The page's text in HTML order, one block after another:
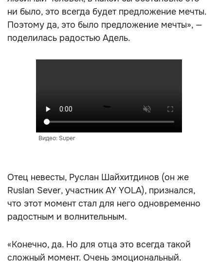
ни было, это всегда будет предложение мечты.
Поэтому да, это было предложение мечты», —
поделилась радостью Адель.
Видео: Super
Отец невесты, Руслан Шайхитдинов (он же
Ruslan Sever, участник AY YOLA), признался,
что этот момент стал для него одновременно
радостным и волнительным.
«Конечно, да. Но для отца это всегда такой
сложный момент. Очень эмоциональный.